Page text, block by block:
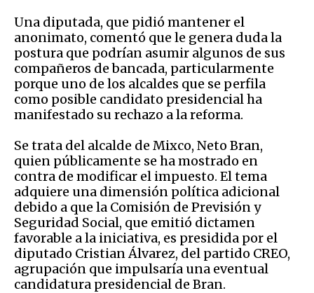
Una diputada, que pidió mantener el
anonimato, comentó que le genera duda la
postura que podrían asumir algunos de sus
compañeros de bancada, particularmente
porque uno de los alcaldes que se perfila
como posible candidato presidencial ha
manifestado su rechazo a la reforma.
Se trata del alcalde de Mixco, Neto Bran,
quien públicamente se ha mostrado en
contra de modificar el impuesto. El tema
adquiere una dimensión política adicional
debido a que la Comisión de Previsión y
Seguridad Social, que emitió dictamen
favorable a la iniciativa, es presidida por el
diputado Cristian Álvarez, del partido CREO,
agrupación que impulsaría una eventual
candidatura presidencial de Bran.